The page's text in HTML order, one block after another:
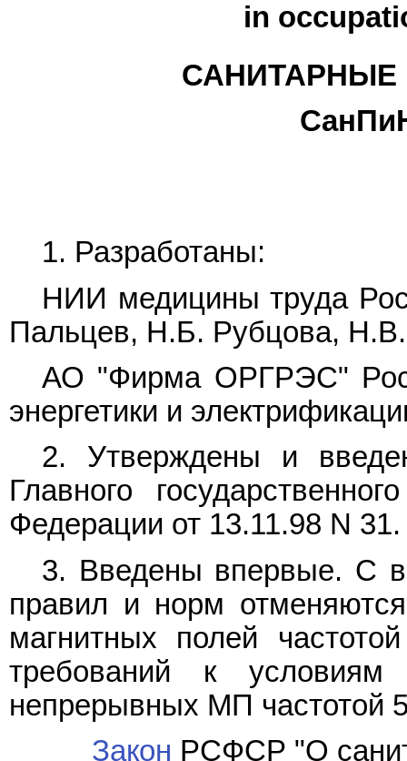
in
1. Разработаны:
НИИ медицины труда
Пальцев, Н.Б. Рубцова, Н.В.
АО "Фирма ОРГРЭС"
энергетики и
2. Утверждены и
Главного
Федерации от 13.11.98 N 31.
3. Введены впервые. С
правил и норм
магнитных полей
требований к условиям
непрерывных МП частотой
Закон РСФСР "О